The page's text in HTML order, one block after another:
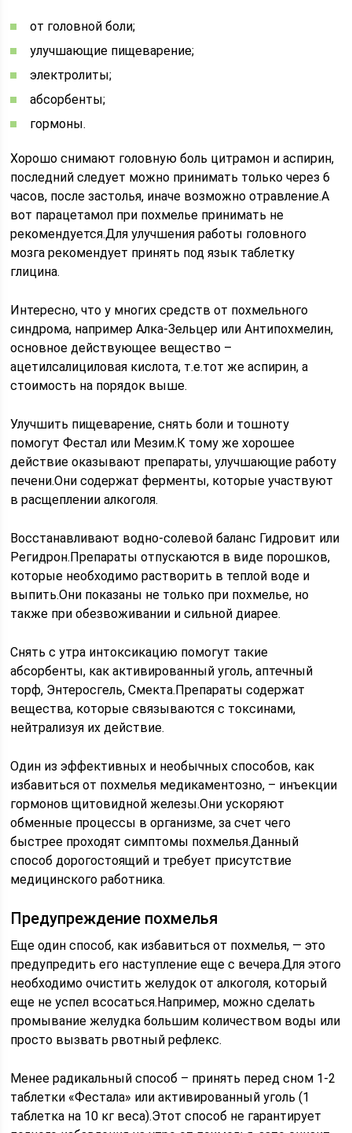
от головной боли;
улучшающие пищеварение;
электролиты;
абсорбенты;
гормоны.
Хорошо снимают головную боль цитрамон и аспирин,
последний следует можно принимать только через 6
часов, после застолья, иначе возможно отравление.А
вот парацетамол при похмелье принимать не
рекомендуется.Для улучшения работы головного
мозга рекомендует принять под язык таблетку
глицина.
Интересно, что у многих средств от похмельного
синдрома, например Алка-Зельцер или Антипохмелин,
основное действующее вещество –
ацетилсалициловая кислота, т.е.тот же аспирин, а
стоимость на порядок выше.
Улучшить пищеварение, снять боли и тошноту
помогут Фестал или Мезим.К тому же хорошее
действие оказывают препараты, улучшающие работу
печени.Они содержат ферменты, которые участвуют
в расщеплении алкоголя.
Восстанавливают водно-солевой баланс Гидровит или
Регидрон.Препараты отпускаются в виде порошков,
которые необходимо растворить в теплой воде и
выпить.Они показаны не только при похмелье, но
также при обезвоживании и сильной диарее.
Снять с утра интоксикацию помогут такие
абсорбенты, как активированный уголь, аптечный
торф, Энтеросгель, Смекта.Препараты содержат
вещества, которые связываются с токсинами,
нейтрализуя их действие.
Один из эффективных и необычных способов, как
избавиться от похмелья медикаментозно, – инъекции
гормонов щитовидной железы.Они ускоряют
обменные процессы в организме, за счет чего
быстрее проходят симптомы похмелья.Данный
способ дорогостоящий и требует присутствие
медицинского работника.
Предупреждение похмелья
Еще один способ, как избавиться от похмелья, — это
предупредить его наступление еще с вечера.Для этого
необходимо очистить желудок от алкоголя, который
еще не успел всосаться.Например, можно сделать
промывание желудка большим количеством воды или
просто вызвать рвотный рефлекс.
Менее радикальный способ – принять перед сном 1-2
таблетки «Фестала» или активированный уголь (1
таблетка на 10 кг веса).Этот способ не гарантирует